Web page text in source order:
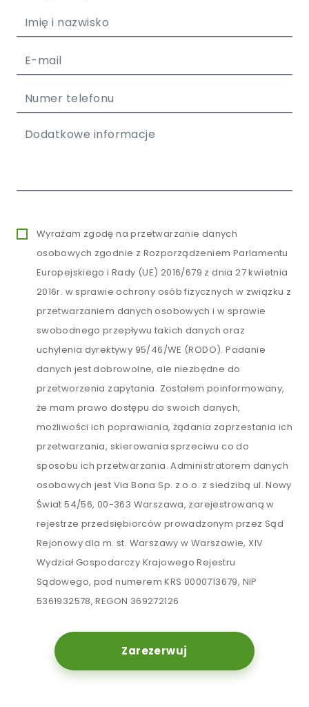
Wyrażam zgodę na przetwarzanie danych
osobowych zgodnie z Rozporządzeniem Parlamentu
Europejskiego i Rady (UE) 2016/679 z dnia 27 kwietnia
2016r. w sprawie ochrony osób fizycznych w związku z
przetwarzaniem danych osobowych i w sprawie
swobodnego przepływu takich danych oraz
uchylenia dyrektywy 95/46/WE (RODO). Podanie
danych jest dobrowolne, ale niezbędne do
przetworzenia zapytania. Zostałem poinformowany,
że mam prawo dostępu do swoich danych,
możliwości ich poprawiania, żądania zaprzestania ich
przetwarzania, skierowania sprzeciwu co do
sposobu ich przetwarzania. Administratorem danych
osobowych jest Via Bona Sp. z o.o. z siedzibą ul. Nowy
Świat 54/56, 00-363 Warszawa, zarejestrowaną w
rejestrze przedsiębiorców prowadzonym przez Sąd
Rejonowy dla m. st. Warszawy w Warszawie, XIV
Wydział Gospodarczy Krajowego Rejestru
Sądowego, pod numerem KRS 0000713679, NIP
5361932578, REGON 369272126
Zarezerwuj